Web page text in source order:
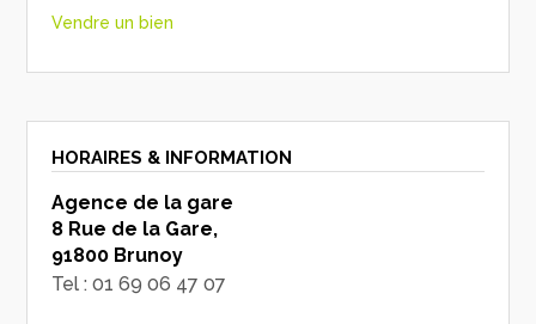
Vendre un bien
HORAIRES & INFORMATION
Agence de la gare
8 Rue de la Gare,
91800 Brunoy
Tel : 01 69 06 47 07